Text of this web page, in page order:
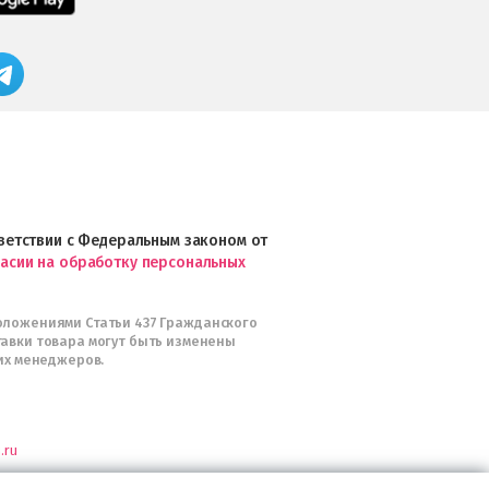
в
приложение
Google
Play
Магазин
профессиональной
в
Telegram
с Федеральным законом от
на обработку персональных
Статьи 437 Гражданского
товара могут быть изменены
менеджеров.